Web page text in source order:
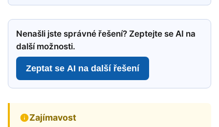
Nenašli jste správné řešení? Zeptejte se AI na
další možnosti.
Zeptat se AI na další řešení
Zajímavost